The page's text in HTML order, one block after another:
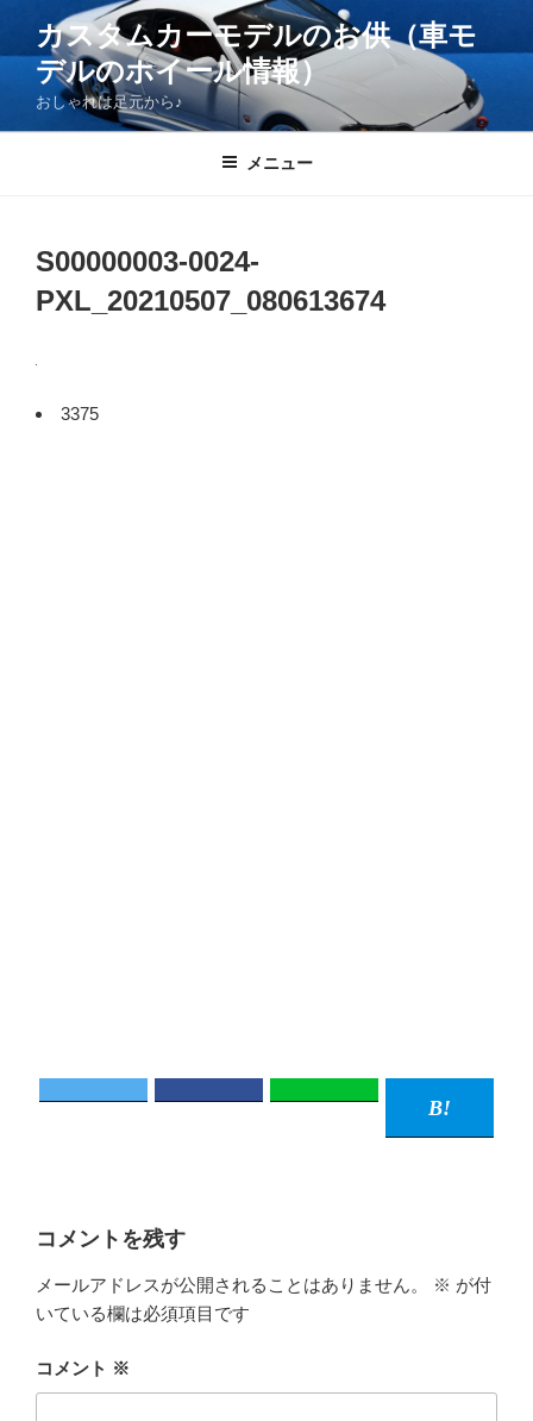
ツ
カスタムカーモデルのお供（車モ
デルのホイール情報）
おしゃれは足元から♪
メニュー
S00000003-0024-
PXL_20210507_080613674
3375
コメントを残す
メールアドレスが公開されることはありません。 ※ が付
いている欄は必須項目です
コメント ※